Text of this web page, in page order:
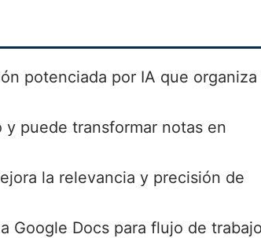
potenciada por IA que organiza
puede transformar notas en
la relevancia y precisión de
Google Docs para flujo de